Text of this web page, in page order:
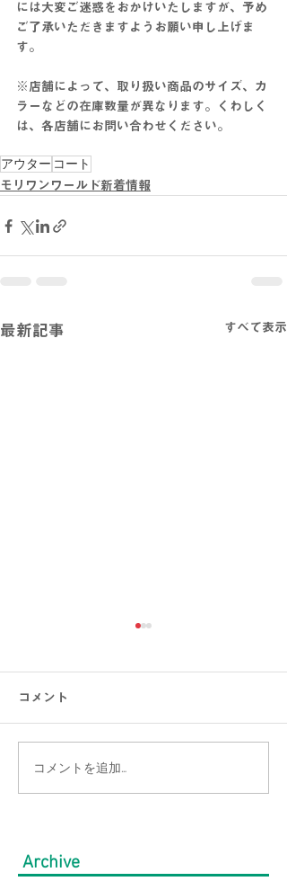
には大変ご迷惑をおかけいたしますが、予め
ご了承いただきますようお願い申し上げま
す。
※店舗によって、取り扱い商品のサイズ、カ
ラーなどの在庫数量が異なります。くわしく
は、各店舗にお問い合わせください。
アウター コート
モリワンワールド新着情報
最新記事 すべて表示
【涼感コーデ特集】お盆
オシャレに。｜メンズ
コメント
コメントを追加…
Archive